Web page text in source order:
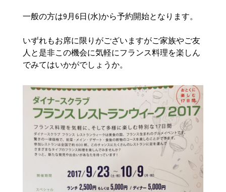
一般の方は9月6日(水)から予約開始となります。
いずれもお席に限りがございますがご家族やご友
人と是非この機会に気軽にフランス料理を楽しん
でみてはいかがでしょうか。